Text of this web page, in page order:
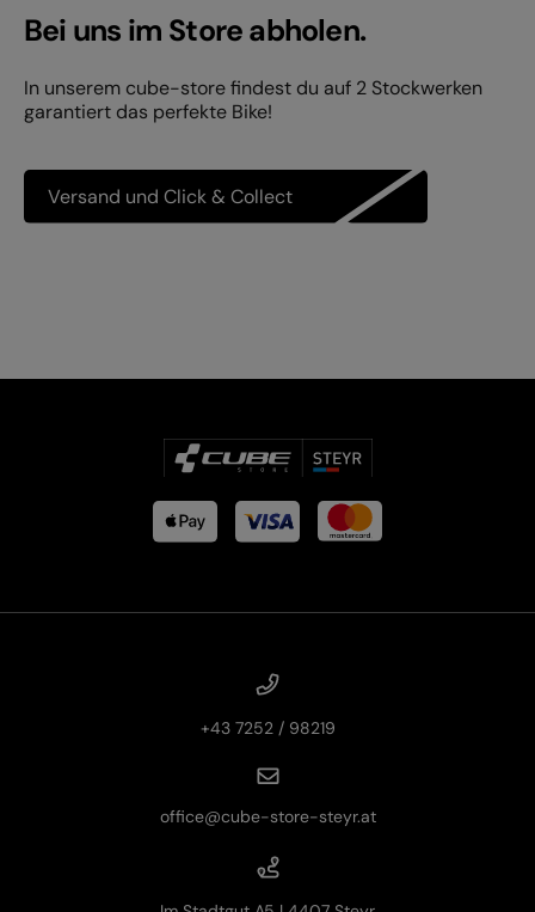
Bei uns im Store abholen.
In unserem cube-store findest du auf 2 Stockwerken
garantiert das perfekte Bike!
Versand und Click & Collect
+43 7252 / 98219
office@cube-store-steyr.at